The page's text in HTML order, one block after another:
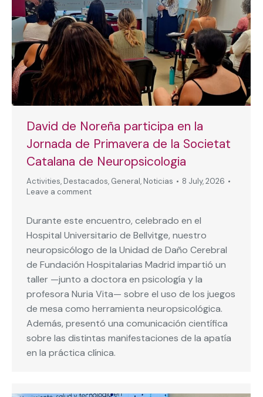
David de Noreña participa en la
Jornada de Primavera de la Societat
Catalana de Neuropsicologia
Activities, Destacados, General, Noticias
8 July, 2026
Leave a comment
Durante este encuentro, celebrado en el
Hospital Universitario de Bellvitge, nuestro
neuropsicólogo de la Unidad de Daño Cerebral
de Fundación Hospitalarias Madrid impartió un
taller —junto a doctora en psicología y la
profesora Nuria Vita— sobre el uso de los juegos
de mesa como herramienta neuropsicológica.
Además, presentó una comunicación científica
sobre las distintas manifestaciones de la apatía
en la práctica clínica.